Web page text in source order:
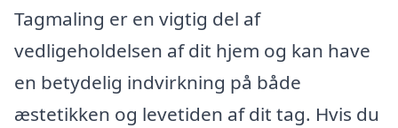
Tagmaling er en vigtig del af
vedligeholdelsen af dit hjem og kan have
en betydelig indvirkning på både
æstetikken og levetiden af dit tag. Hvis du